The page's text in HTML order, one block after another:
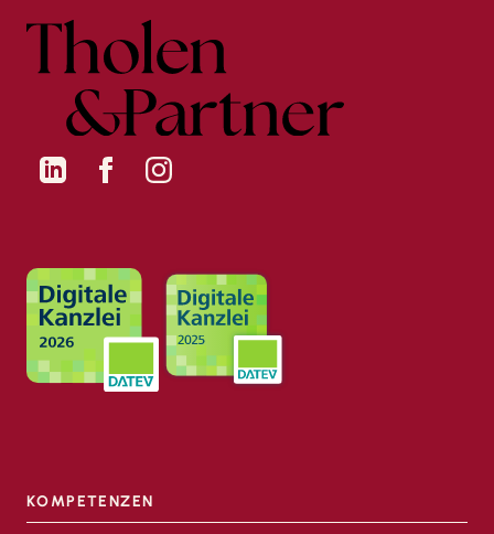
KOMPETENZEN